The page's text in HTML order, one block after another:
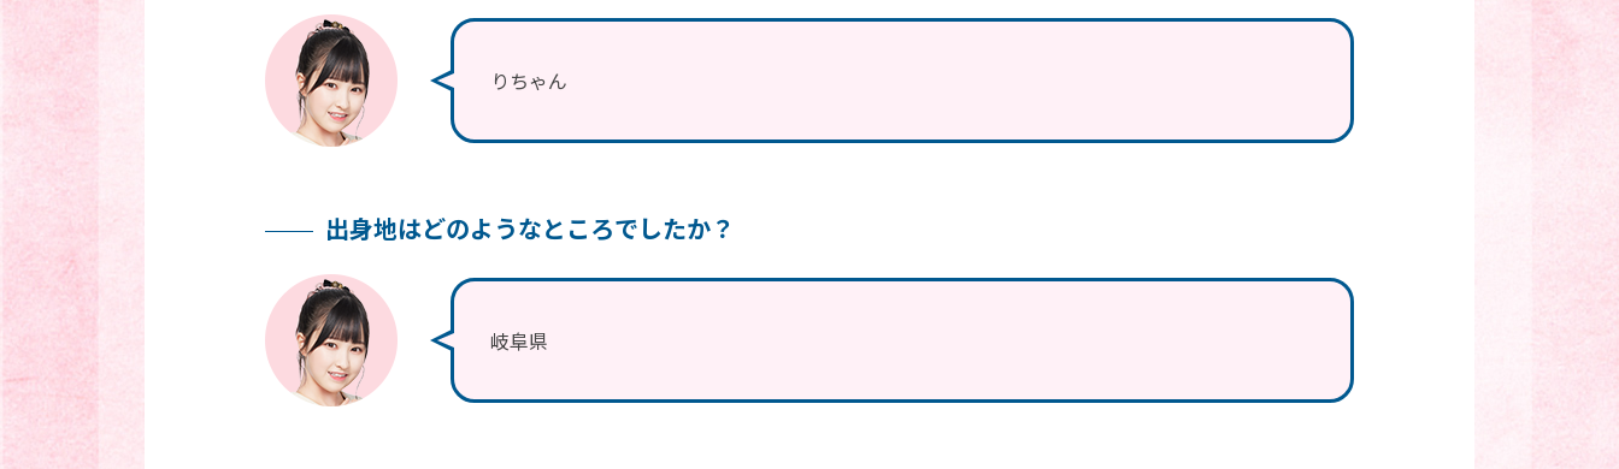
りちゃん
出身地はどのようなところでしたか？
岐阜県